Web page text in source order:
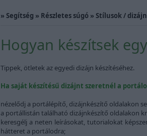
» Segítség » Részletes súgó» Stílusok / dizájn
Hogyan készítsek
Tippek, ötletek az egyedi dizájn készítéséhez.
Ha saját készítésű dizájnt szeretnél a
nézelődj a portálépítő, dizájnkészítő oldalakon
a portállistán található dizájnkészítő oldalakon
keresgélj a neten leírásokat, tutorialokat
hátteret a portálodra;